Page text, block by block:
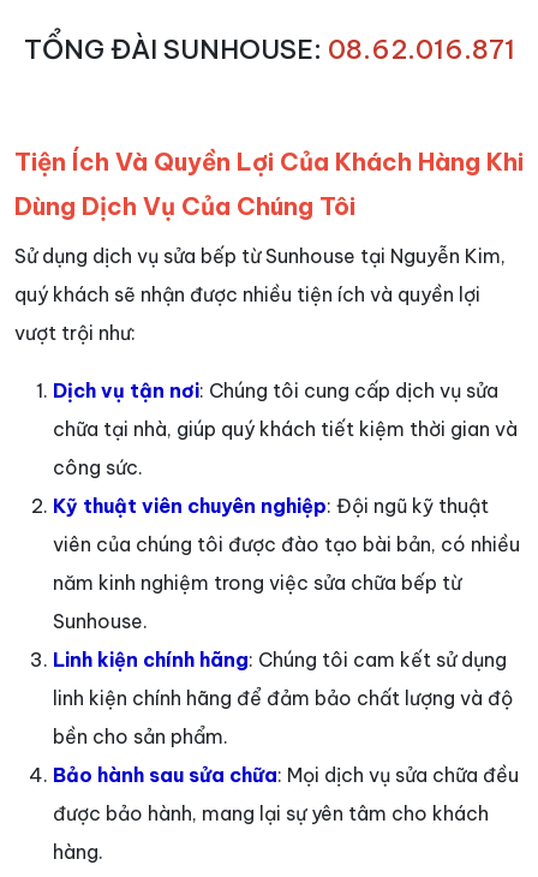
TỔNG ĐÀI SUNHOUSE: 08.62.016.871
Tiện Ích Và Quyền Lợi Của Khách Hàng Khi
Dùng Dịch Vụ Của Chúng Tôi
Sử dụng dịch vụ sửa bếp từ Sunhouse tại Nguyễn Kim,
quý khách sẽ nhận được nhiều tiện ích và quyền lợi
vượt trội như:
Dịch vụ tận nơi: Chúng tôi cung cấp dịch vụ sửa
chữa tại nhà, giúp quý khách tiết kiệm thời gian và
công sức.
Kỹ thuật viên chuyên nghiệp: Đội ngũ kỹ thuật
viên của chúng tôi được đào tạo bài bản, có nhiều
năm kinh nghiệm trong việc sửa chữa bếp từ
Sunhouse.
Linh kiện chính hãng: Chúng tôi cam kết sử dụng
linh kiện chính hãng để đảm bảo chất lượng và độ
bền cho sản phẩm.
Bảo hành sau sửa chữa: Mọi dịch vụ sửa chữa đều
được bảo hành, mang lại sự yên tâm cho khách
hàng.